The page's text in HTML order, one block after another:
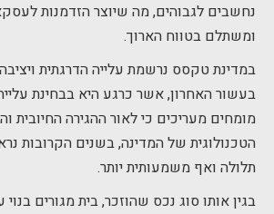
נחשבים לגבוהים, מה שיוצר הזדמנות
ומשתלם בטווח הארוך.
במדינת טקסס נרשמת עלייה הדרגתית
בעשור האחרון, אשר כרגע היא בבחינת
מומחים מעריכים כי לאור ההגירה החיובית
הטכנולוגית של המדינה, בשנים הקרובות
תלולה ואף משמעותית יותר.
בגין אותו סוג נכס שהוזכר, בית מגורים